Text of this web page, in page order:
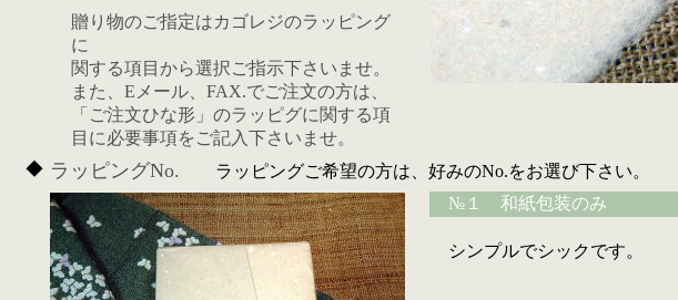
贈り物のご指定はカゴレジのラッピング
に
関する項目から選択ご指示下さいませ。
また、Eメール、FAX.でご注文の方は、
「ご注文ひな形」のラッピグに関する項
目に必要事項をご記入下さいませ。
◆ ラッピングNo.
ラッピングご希望の方は、好みのNo.をお選び下さい。
№１ 和紙包装のみ
シンプルでシックです。